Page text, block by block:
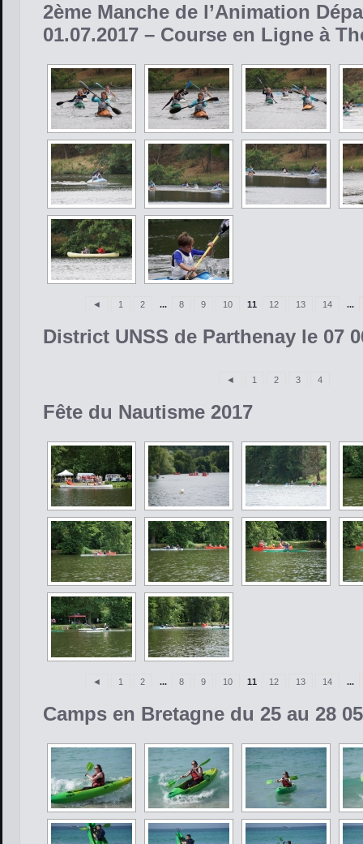
2ème Manche de l’Animation
01.07.2017 – Course en Ligne à
◄ 1 2 ... 8 9 10 11 12 13 14 ...
District UNSS de Parthenay le 07
◄ 1 2 3 4
Fête du Nautisme 2017
◄ 1 2 ... 8 9 10 11 12 13 14 ...
Camps en Bretagne du 25 au 28